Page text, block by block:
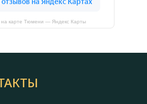
на карте Тюмени — Яндекс Карты